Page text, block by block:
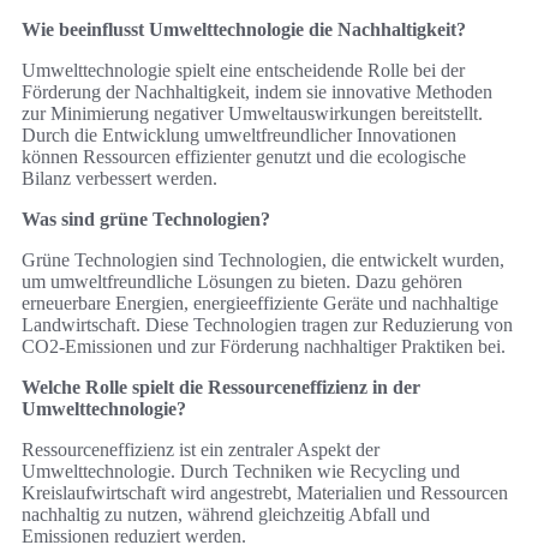
Wie beeinflusst Umwelttechnologie die Nachhaltigkeit?
Umwelttechnologie spielt eine entscheidende Rolle bei der
Förderung der Nachhaltigkeit, indem sie innovative Methoden
zur Minimierung negativer Umweltauswirkungen bereitstellt.
Durch die Entwicklung umweltfreundlicher Innovationen
können Ressourcen effizienter genutzt und die ecologische
Bilanz verbessert werden.
Was sind grüne Technologien?
Grüne Technologien sind Technologien, die entwickelt wurden,
um umweltfreundliche Lösungen zu bieten. Dazu gehören
erneuerbare Energien, energieeffiziente Geräte und nachhaltige
Landwirtschaft. Diese Technologien tragen zur Reduzierung von
CO2-Emissionen und zur Förderung nachhaltiger Praktiken bei.
Welche Rolle spielt die Ressourceneffizienz in der
Umwelttechnologie?
Ressourceneffizienz ist ein zentraler Aspekt der
Umwelttechnologie. Durch Techniken wie Recycling und
Kreislaufwirtschaft wird angestrebt, Materialien und Ressourcen
nachhaltig zu nutzen, während gleichzeitig Abfall und
Emissionen reduziert werden.